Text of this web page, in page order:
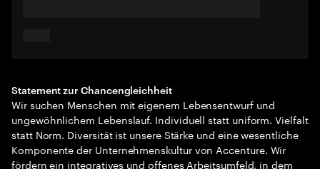
Statement zur Chancengleichheit
Wir suchen Menschen mit eigenem Lebensentwurf und
ungewöhnlichem Lebenslauf. Individuell statt uniform. Vielfalt
statt Norm. Diversität ist unsere Stärke und eine wesentliche
Komponente der Unternehmenskultur von Accenture. Wir
fördern ein integratives und offenes Arbeitsumfeld, in dem